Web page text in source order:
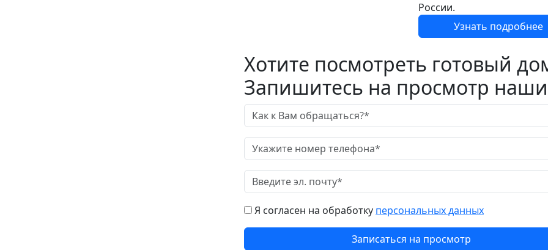
России.
Узнать подробнее
Хотите посмотреть готовый
Запишитесь на просмотр
Я согласен на обработку персональных данных
Записаться на просмотр